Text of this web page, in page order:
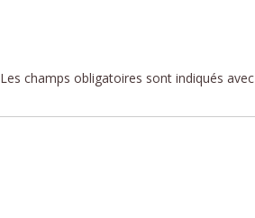
Les champs obligatoires sont indiqués avec